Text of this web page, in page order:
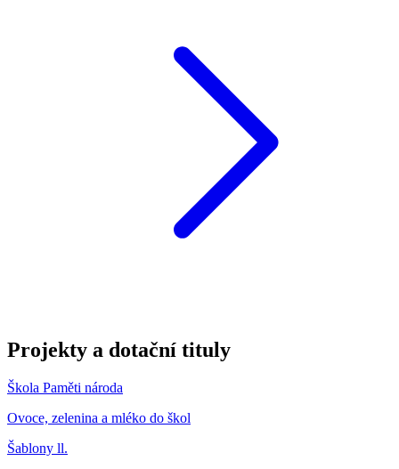
Projekty a dotační tituly
Škola Paměti národa
Ovoce, zelenina a mléko do škol
Šablony ll.